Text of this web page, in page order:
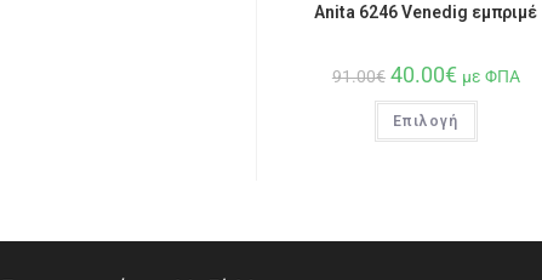
Anita 6246 Venedig εμπριμέ
91.00€ 40.00€ με ΦΠΑ
Επιλογή